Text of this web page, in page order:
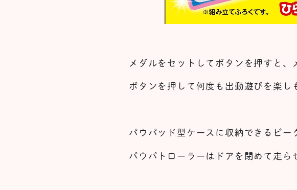
メダルをセットしてボタンを押すと、
ボタンを押して何度も出動遊びを楽し
パウパッド型ケースに収納できるビー
パウパトローラーはドアを閉めて走ら